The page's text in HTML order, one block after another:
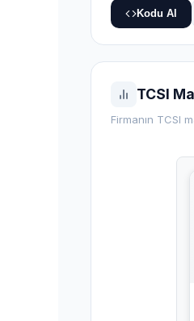
Kodu Al
TCSI
Firmanın TCSI